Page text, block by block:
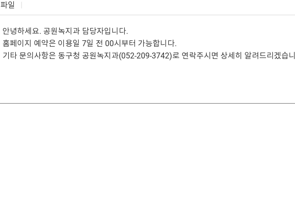
파일
안녕하세요. 공원녹지과 담당자입니다.
홈페이지 예약은 이용일 7일 전 00시부터 가능합니다.
기타 문의사항은 동구청 공원녹지과(052-209-3742)로 연락주시면 상세히 알려드리겠습